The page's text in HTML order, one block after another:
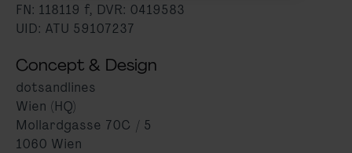
FN: 118119 f, DVR: 0419583
UID: ATU 59107237
Concept & Design
dotsandlines
Wien (HQ)
Mollardgasse 70C / 5
1060 Wien